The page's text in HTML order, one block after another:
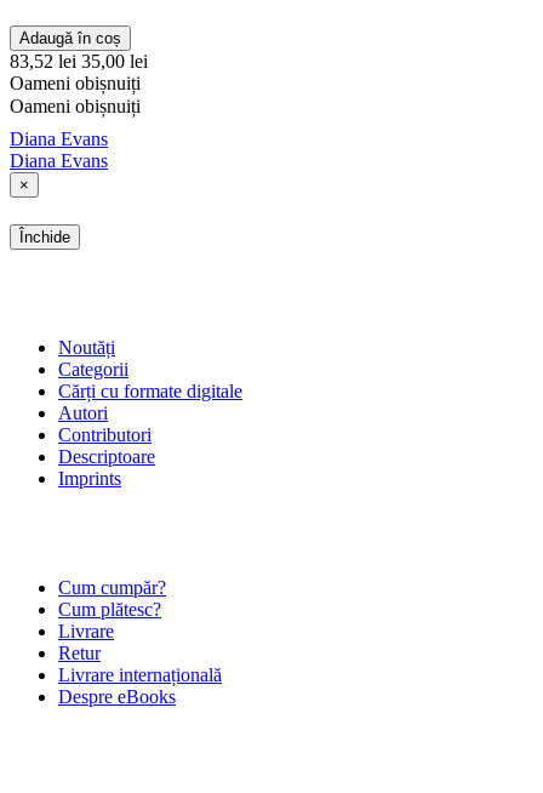
Adaugă în coș
83,52 lei 35,00 lei
Oameni obișnuiți
Oameni obișnuiți
Diana Evans
Diana Evans
×
Închide
Noutăți
Categorii
Cărți cu formate digitale
Autori
Contributori
Descriptoare
Imprints
Cum cumpăr?
Cum plătesc?
Livrare
Retur
Livrare internațională
Despre eBooks